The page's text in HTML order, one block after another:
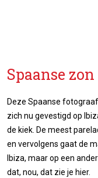
Spaanse zon
Deze Spaanse
zich nu gevestigd op
de kiek. De meest
en vervolgens gaat de
Ibiza, maar op een
dat, nou, dat zie je hier.